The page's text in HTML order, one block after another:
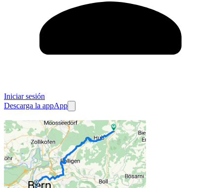
Iniciar sesión
Descarga la appApp